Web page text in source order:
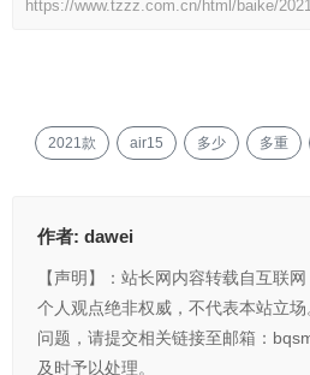
https://www.tzzz.com.cn/html/baike/
2021款 air15 多少 多重
作者: dawei
【声明】：站长网内容转载自互联
个人观点绝非权威，不代表本站立
问题，请提交相关链接至邮箱：
及时予以处理。